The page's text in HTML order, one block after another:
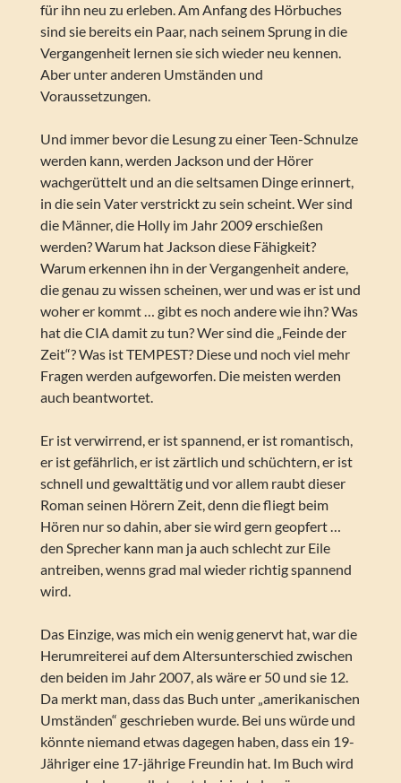
für ihn neu zu erleben. Am Anfang des Hörbuches
sind sie bereits ein Paar, nach seinem Sprung in die
Vergangenheit lernen sie sich wieder neu kennen.
Aber unter anderen Umständen und
Voraussetzungen.
Und immer bevor die Lesung zu einer Teen-Schnulze
werden kann, werden Jackson und der Hörer
wachgerüttelt und an die seltsamen Dinge erinnert,
in die sein Vater verstrickt zu sein scheint. Wer sind
die Männer, die Holly im Jahr 2009 erschießen
werden? Warum hat Jackson diese Fähigkeit?
Warum erkennen ihn in der Vergangenheit andere,
die genau zu wissen scheinen, wer und was er ist und
woher er kommt … gibt es noch andere wie ihn? Was
hat die CIA damit zu tun? Wer sind die „Feinde der
Zeit“? Was ist TEMPEST? Diese und noch viel mehr
Fragen werden aufgeworfen. Die meisten werden
auch beantwortet.
Er ist verwirrend, er ist spannend, er ist romantisch,
er ist gefährlich, er ist zärtlich und schüchtern, er ist
schnell und gewalttätig und vor allem raubt dieser
Roman seinen Hörern Zeit, denn die fliegt beim
Hören nur so dahin, aber sie wird gern geopfert …
den Sprecher kann man ja auch schlecht zur Eile
antreiben, wenns grad mal wieder richtig spannend
wird.
Das Einzige, was mich ein wenig genervt hat, war die
Herumreiterei auf dem Altersunterschied zwischen
den beiden im Jahr 2007, als wäre er 50 und sie 12.
Da merkt man, dass das Buch unter „amerikanischen
Umständen“ geschrieben wurde. Bei uns würde und
könnte niemand etwas dagegen haben, dass ein 19-
Jähriger eine 17-jährige Freundin hat. Im Buch wird